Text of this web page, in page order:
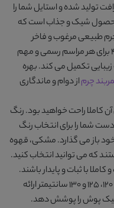
شده و استایل شما را
شیک و جذاب است که
طبیعی مرغوب و فاخر
هر مراسم رسمی و مهم
تکمیل می کند. بهره
چرماز دوام و ماندگاری
کاملا راحت خواهید بود. رنگ
شما را برای انتخاب رنگ
باز می گذارد.مشکی، قهوه
می توانید انتخاب کنید.
با ثبات و پایدار باشند.
در سایزهای 110، 115، 120، 125 و 130 سانتیمتر ارائه
پوش را پوشش دهد.